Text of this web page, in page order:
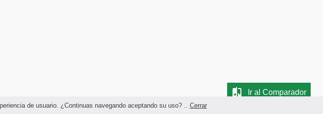
de usuario. ¿Continuas navegando aceptando su uso? .. Cerrar
Ir al Comparador